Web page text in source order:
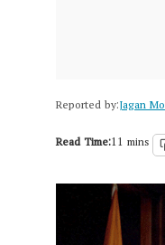
Reported by:Jagan
Read Time:11 mins